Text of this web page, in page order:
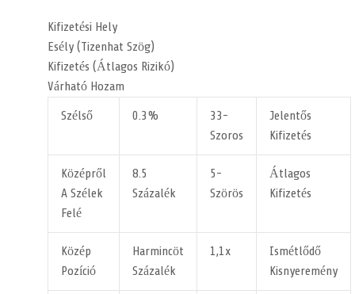
Kifizetési Hely
Esély (tizenhat Szög)
Kifizetés (Átlagos Rizikó)
Várható Hozam
Szélső
0.3% 33-
Szoros
Jelentős
Kifizetés
Középről
A Szélek
Felé
8.5
Százalék
5-
Szörös
Átlagos
Kifizetés
Közép
Pozíció
Harmincöt
Százalék
1,1x Ismétlődő
Kisnyeremény